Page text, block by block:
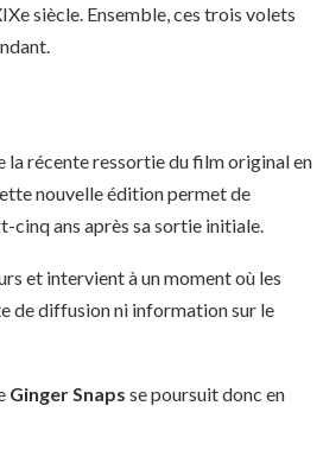
siècle. Ensemble, ces trois volets
la récente ressortie du film original en
nouvelle édition permet de
cinq ans après sa sortie initiale.
et intervient à un moment où les
de diffusion ni information sur le
Ginger Snaps se poursuit donc en